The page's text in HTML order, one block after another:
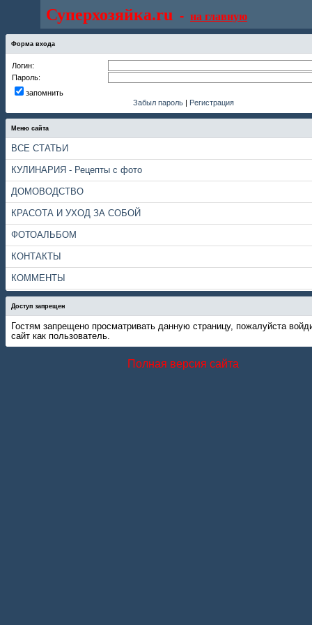
Суперхозяйка.ru - на главную
Форма входа
Логин:
Пароль:
запомнить
Забыл пароль | Регистрация
Меню сайта
ВСЕ СТАТЬИ
КУЛИНАРИЯ - Рецепты с фото
ДОМОВОДСТВО
КРАСОТА И УХОД ЗА СОБОЙ
ФОТОАЛЬБОМ
КОНТАКТЫ
КОММЕНТЫ
Доступ запрещен
Гостям запрещено просматривать данную страницу, пожалуйста
сайт как пользователь.
Полная версия сайта